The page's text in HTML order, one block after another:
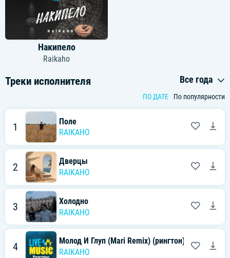
Накипело
Raikaho
Треки исполнителя Все года
ПО ДАТЕ По популярности
1
Поле
RAIKAHO
2
Дверцы
RAIKAHO
3
Холодно
RAIKAHO
4
Молод И Глуп (Mari Remix) (рингтон)
RAIKAHO